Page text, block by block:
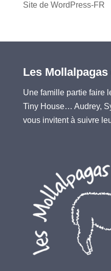
Site de WordPress-FR
Les Mollalpagas
Une famille partie faire
Tiny House… Audrey,
vous invitent à suivre